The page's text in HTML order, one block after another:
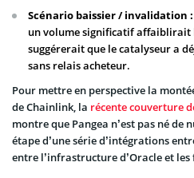
Scénario baissier / invalidation :
un volume significatif affaiblirait
suggérerait que le catalyseur a
sans relais acheteur.
Pour mettre en perspective la
de Chainlink, la récente couverture
montre que Pangea n’est pas né de
étape d’une série d’intégrations
entre l’infrastructure d’Oracle et